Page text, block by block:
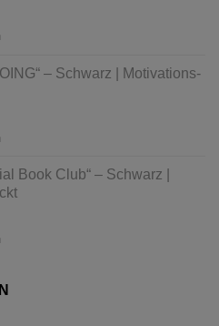
– Schwarz | Motivations-
Book Club“ – Schwarz |